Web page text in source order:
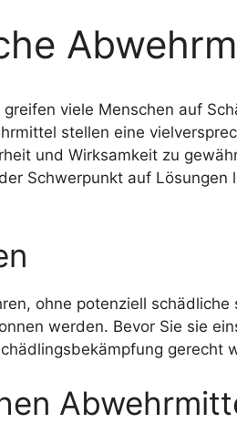
viele Menschen auf
stellen eine
und Wirksamkeit zu
Schwerpunkt auf
ohne potenziell
werden. Bevor Sie sie
gerecht